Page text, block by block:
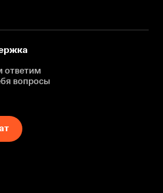
ответим
вопросы